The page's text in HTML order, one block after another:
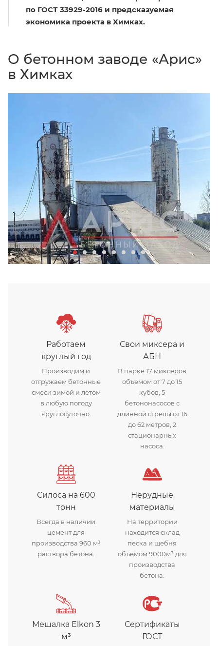
по ГОСТ 33929-2016 и предсказуемая
экономика проекта в Химках.
О бетонном заводе «Арис»
в Химках
Работаем
круглый год
Производим и
отгружаем бетонные
смеси зимой и летом
в любую погоду
круглосуточно.
Свои миксера и
АБН
В парке 17 миксеров
объемом от 7 до 15
кубов, 5
бетононасосов с
длинной стрелы от 16
до 62 метров, 2
стационарных
насоса.
Силоса на 600
тонн
Всегда в наличии
цемент для
производства 960 м³
раствора бетона.
Нерудные
материалы
На территории
находится склад
песка и щебня
объемом 9000м³ для
производства
бетона.
Мешалка Elkon 3
м³
Сертификаты
ГОСТ